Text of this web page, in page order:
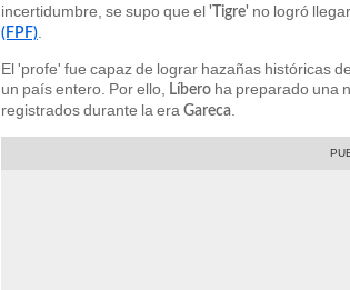
incertidumbre, se supo que el 'Tigre' no logró
(FPF)
El 'profe' fue capaz de lograr hazañas históricas
un país entero. Por ello,
Líbero ha preparado una
registrados durante la era Gareca